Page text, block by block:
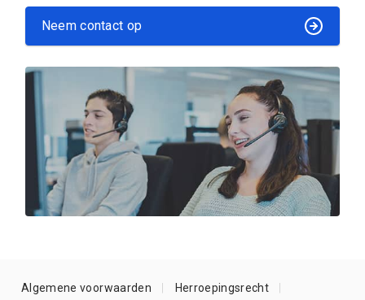
Neem contact op
Algemene voorwaarden Herroepingsrecht